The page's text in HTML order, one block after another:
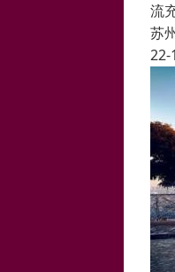
流
苏
22-